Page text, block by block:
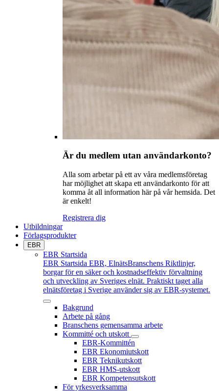
Är du medlem utan användarkonto?
Alla som arbetar på ett av våra medlemsföretag
har möjlighet att skapa ett användarkonto för att
komma åt all information här på vår hemsida. Det
är enkelt!
Registrera dig
Utbildningar
Förlagsprodukter
EBR
EBR Startsida
EBR Startsida EBR, ElnätsBranschens Riktlinjer,
borgar för en säker och kostnadseffektiv förvaltning
och utveckling av Sveriges elnät. Praktiskt taget alla
elnätsföretag i Sverige använder sig av EBR-systemet.
Bakgrund
Arbete på gång
Branschens gemensamma arbete
Kommitté och utskott
EBR-Kommittén
EBR Ekonomiutskott
EBR Teknikutskott
EBR HMS-utskott
EBR Kompetensutskott
För yrkesverksamma